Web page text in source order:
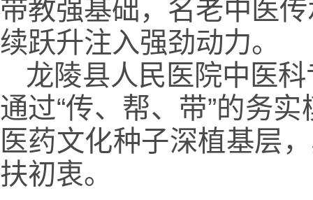
带教强基础，名老中医
续跃升注入强劲动力。
龙陵县人民医院中医
通过“传、帮、带”的务
医药文化种子深植基层
扶初衷。